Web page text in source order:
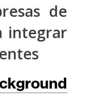
de
integrar